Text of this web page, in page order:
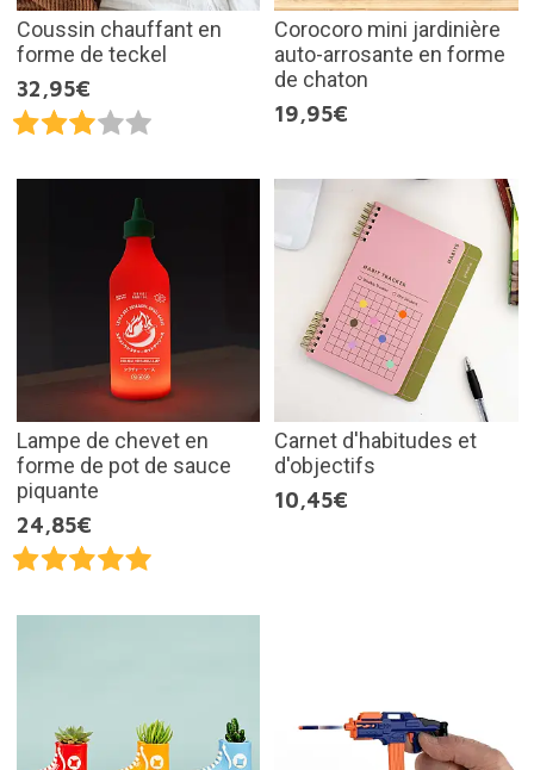
Coussin chauffant en
forme de teckel
32,95€
Corocoro mini jardinière
auto-arrosante en forme
de chaton
19,95€
Lampe de chevet en
forme de pot de sauce
piquante
24,85€
Carnet d'habitudes et
d'objectifs
10,45€